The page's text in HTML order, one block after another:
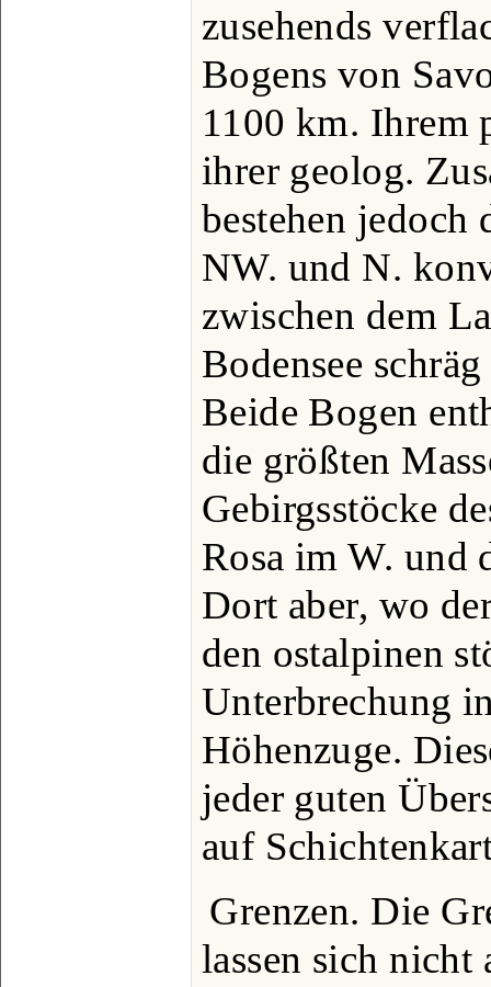
zusehends
Bogens von
1100 km. Ihrem
ihrer geolog.
bestehen jedoch
NW. und N.
zwischen dem
Bodensee
Beide Bogen
die größten
Gebirgsstöcke
Rosa im W. und
Dort aber, wo
den ostalpinen
Unterbrechung
Höhenzuge.
jeder guten
auf
Grenzen. Die
lassen sich nicht